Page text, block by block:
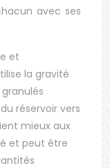
avec ses
et
la gravité
réservoir vers
mieux aux
et peut être